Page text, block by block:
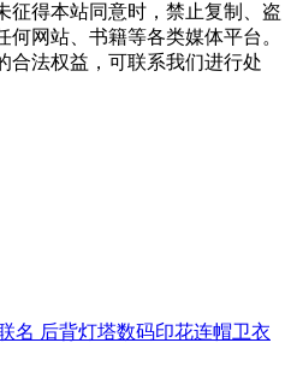
征得本站同意时，禁止复制、盗
网站、书籍等各类媒体平台。
合法权益，可联系我们进行处
名 后背灯塔数码印花连帽卫衣